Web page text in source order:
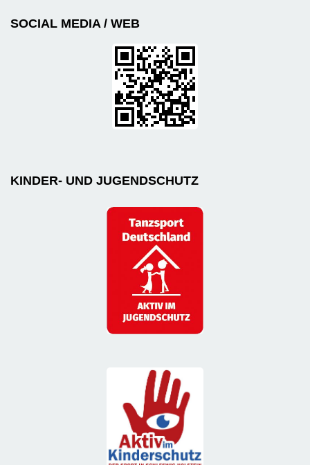
SOCIAL MEDIA / WEB
KINDER- UND JUGENDSCHUTZ